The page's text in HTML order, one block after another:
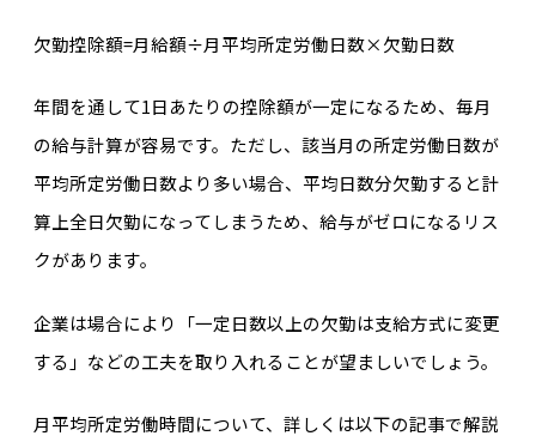
欠勤控除額=月給額÷月平均所定労働日数×欠勤日数
年間を通して1日あたりの控除額が一定になるため、毎月
の給与計算が容易です。ただし、該当月の所定労働日数が
平均所定労働日数より多い場合、平均日数分欠勤すると計
算上全日欠勤になってしまうため、給与がゼロになるリス
クがあります。
企業は場合により「一定日数以上の欠勤は支給方式に変更
する」などの工夫を取り入れることが望ましいでしょう。
月平均所定労働時間について、詳しくは以下の記事で解説